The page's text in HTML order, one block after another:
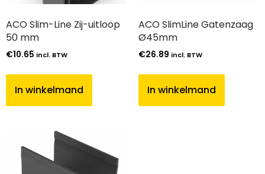
ACO Slim-Line Zij-uitloop
50 mm
€10.65 incl. BTW
In winkelmand
ACO SlimLine Gatenzaag
Ø45mm
€26.89 incl. BTW
In winkelmand